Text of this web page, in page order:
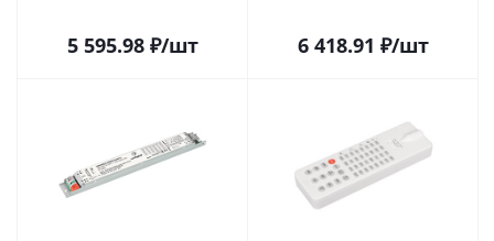
5 595.98₽/шт 6 418.91 ₽/шт